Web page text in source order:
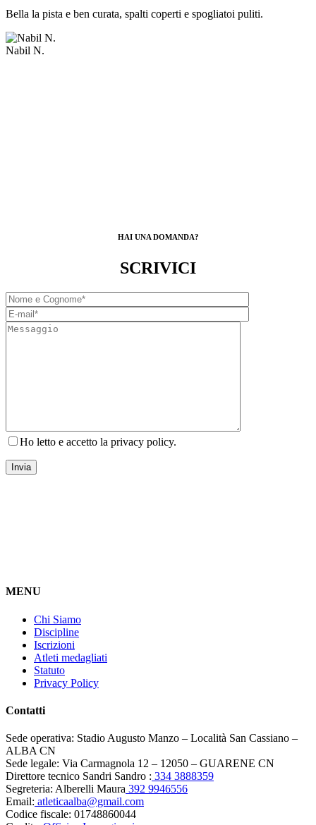
Bella la pista e ben curata, spalti coperti e spogliatoi puliti.
Nabil N.
HAI UNA DOMANDA?
SCRIVICI
Ho letto e accetto la privacy policy.
MENU
Chi Siamo
Discipline
Iscrizioni
Atleti medagliati
Statuto
Privacy Policy
Contatti
Sede operativa: Stadio Augusto Manzo – Località San Cassiano –
ALBA CN
Sede legale: Via Carmagnola 12 – 12050 – GUARENE CN
Direttore tecnico Sandri Sandro : 334 3888359
Segreteria: Alberelli Maura 392 9946556
Email: atleticaalba@gmail.com
Codice fiscale: 01748860044